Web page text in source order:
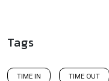
Tags
TIME IN TIME OUT